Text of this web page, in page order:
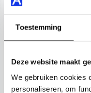
Toestemming
Deze website maakt
We gebruiken cookies
personaliseren, om